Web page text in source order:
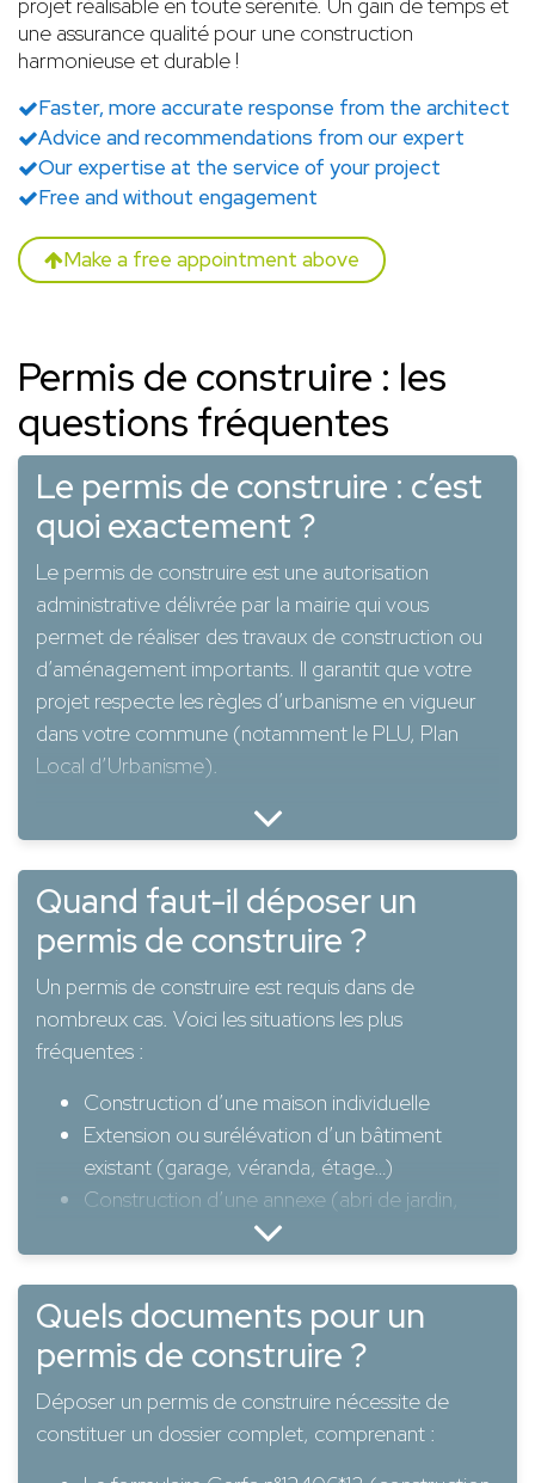
une assurance qualité pour une construction
harmonieuse et durable !
Faster, more accurate response from the architect
Advice and recommendations from our expert
Our expertise at the service of your project
Free and without engagement
Make a free appointment above
Permis de construire : les
questions fréquentes
Le permis de construire : c’est
quoi exactement ?
Le permis de construire est une autorisation
administrative délivrée par la mairie qui vous
permet de réaliser des travaux de construction ou
d’aménagement importants. Il garantit que votre
projet respecte les règles d’urbanisme en vigueur
dans votre commune (notamment le PLU, Plan
Local d’Urbanisme).
Cette démarche est obligatoire dans de nombreux
cas, notamment pour :
Construire une maison individuelle
Réaliser une extension supérieure à 20 m² (ou
Modifier l’aspect extérieur d’un bâtiment de
manière significative
Changer la destination d’un bâtiment (ex :
transformer un local commercial en
habitation)
En résumé, dès que votre projet modifie
volontairement et durablement le bâti, un permis
Quand faut-il déposer un
permis de construire ?
Un permis de construire est requis dans de
nombreux cas. Voici les situations les plus
fréquentes :
Construction d’une maison individuelle
Extension ou surélévation d’un bâtiment
existant (garage, véranda, étage…)
Construction d’une annexe (abri de jardin,
carport, piscine couverte…)
Changement d’usage du bâtiment (logement
Pose d’une fenêtre de toit, modification de
façade
Quels documents pour un
permis de construire ?
Déposer un permis de construire nécessite de
constituer un dossier complet, comprenant :